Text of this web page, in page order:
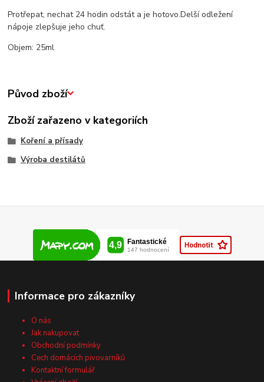
Protřepat, nechat 24 hodin odstát a je hotovo.Delší odležení
nápoje zlepšuje jeho chuť.
Objem: 25ml
Původ zboží
Zboží zařazeno v kategoriích
Koření a přísady
Výroba destilátů
Informace pro zákazníky
O nás
Jak nakupovat
Obchodní podmínky
Cech domácích pivovarníků
Kontaktní formulář